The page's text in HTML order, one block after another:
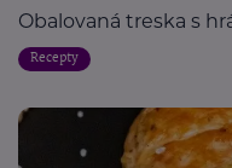
Obalovaná treska s
Recepty